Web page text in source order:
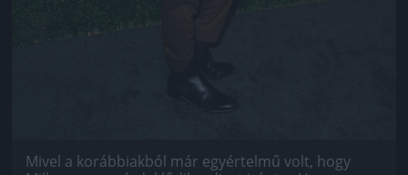
Mivel a korábbiakból már egyértelmű volt, hogy